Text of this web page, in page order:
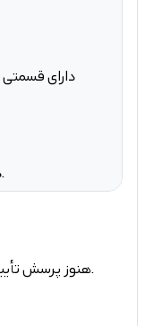
دارای
در جای خشک و خنک نگهداری شود.
هنوز پرسش تأییدشده‌ای برای این محصول ثبت نشده است.